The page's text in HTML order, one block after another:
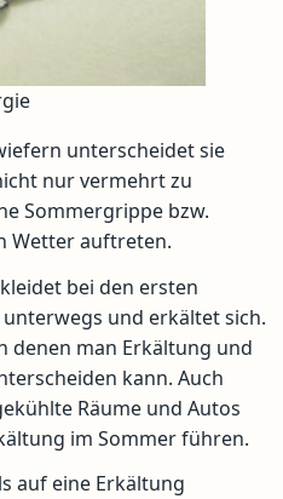
unterscheidet sie
nur vermehrt zu
Sommergrippe bzw.
Wetter auftreten.
bei den ersten
und erkältet sich.
denen man Erkältung und
kann. Auch
Räume und Autos
im Sommer führen.
auf eine Erkältung